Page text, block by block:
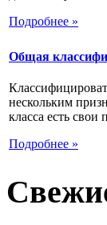
Подробнее »
Общая
нескольким
класса есть свои
Подробнее »